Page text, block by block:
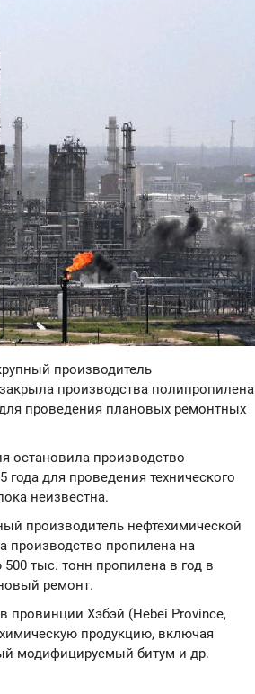
производитель
производства полипропилена
проведения плановых ремонтных
остановила производство
для проведения технического
неизвестна.
производитель нефтехимической
производство пропилена на
тыс. тонн пропилена в год в
ремонт.
провинции Хэбэй (Hebei Province,
продукцию, включая
модифицируемый битум и др.